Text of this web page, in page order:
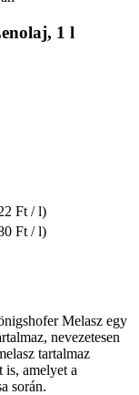
1 l
Ft / l)
Ft / l)
Melasz egy
nevezetesen
tartalmaz
is, amelyet a
során.